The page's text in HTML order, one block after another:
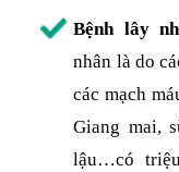
Bệnh lây
nhân là do
các mạch
Giang mai,
lậu…có triệu